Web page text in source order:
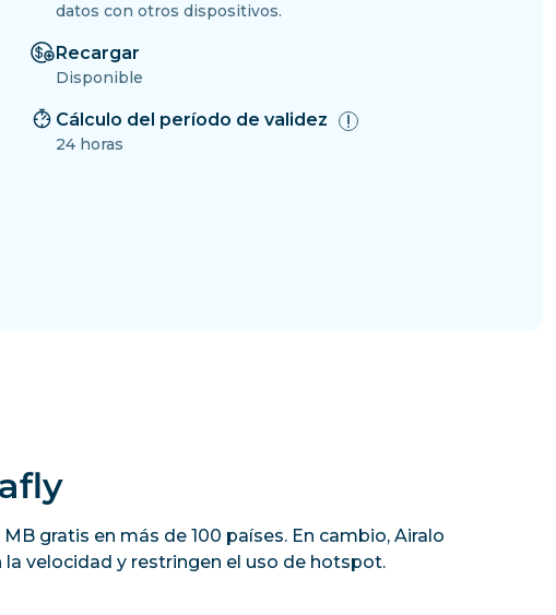
datos con otros dispositivos.
Recargar
Disponible
Cálculo del período de validez
24 horas
gratis en más de 100 países. En cambio, Airalo
velocidad y restringen el uso de hotspot.